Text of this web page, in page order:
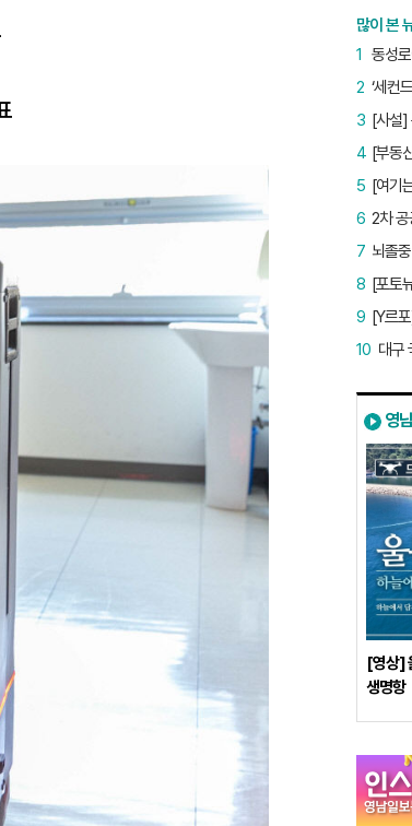
많이 본
1
‘세컨
2
[사설]
3
4
5
6
7
[포토
8
9
대구
10
영
[영상]
생명항